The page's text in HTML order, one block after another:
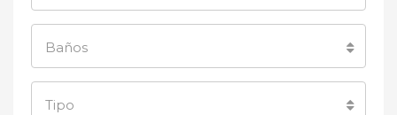
Baños
Tipo